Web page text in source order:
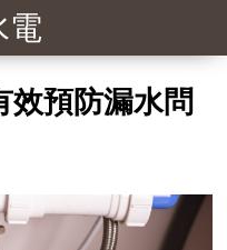
電
效預防漏水問